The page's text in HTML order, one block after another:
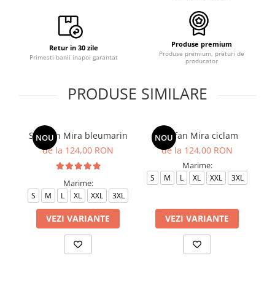
Retur in 30 zile
Primesti banii inapoi garantat
Produse premium
Produse premium, preturi de
producator
PRODUSE SIMILARE
NOU
Sarafan Mira bleumarin
de la 124,00 RON
Marime:
S M L XL XXL 3XL
VEZI VARIANTE
NOU
Sarafan Mira ciclam
de la 124,00 RON
Marime:
S M L XL XXL 3XL
VEZI VARIANTE